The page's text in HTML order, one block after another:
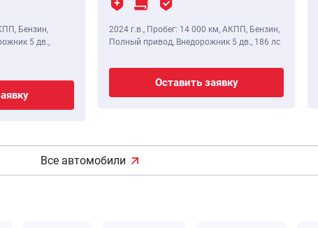
Бензин,
5 дв.,
2024 г.в., Пробег: 14 000 км, АКПП, Бензин,
Полный привод, Внедорожник 5 дв., 186 лс
Оставить заявку
Все автомобили